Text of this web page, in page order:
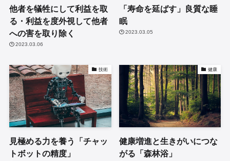
他者を犠牲にして利益を取
る・利益を度外視して他者
への害を取り除く
2023.03.06
「寿命を延ばす」良質な睡
眠
2023.03.05
技術
見極める力を養う「チャッ
トボットの精度」
健康
健康増進と生きがいにつな
がる「森林浴」